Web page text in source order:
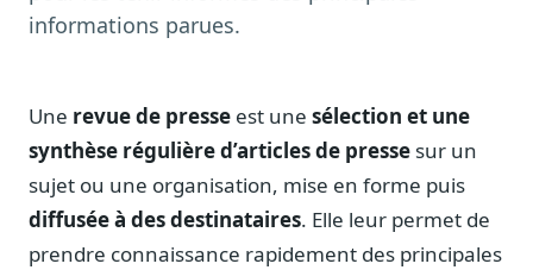
Alertes personnalisées
Notes, briefings, tableaux de bord
Fiches parlementaires
Parcours, mandats, prises de position
Registre HATVP
Cartographier l'influence sur un dossier
informations parues.
Une revue de presse est une sélection et une
synthèse régulière d’articles de presse sur un
sujet ou une organisation, mise en forme puis
diffusée à des destinataires. Elle leur permet de
prendre connaissance rapidement des principales